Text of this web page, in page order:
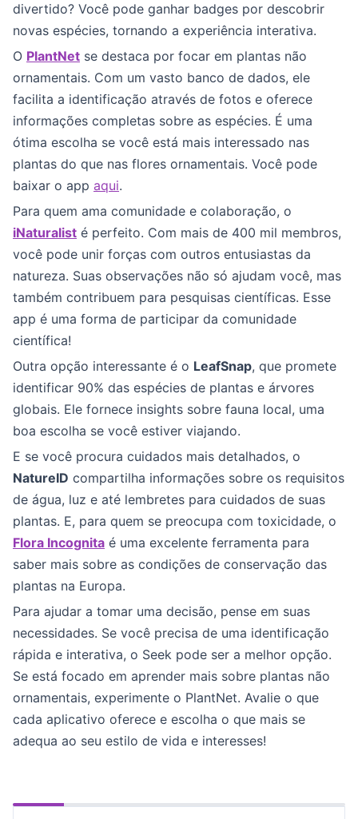
divertido? Você pode ganhar badges por descobrir
novas espécies, tornando a experiência interativa.
O PlantNet se destaca por focar em plantas não
ornamentais. Com um vasto banco de dados, ele
facilita a identificação através de fotos e oferece
informações completas sobre as espécies. É uma
ótima escolha se você está mais interessado nas
plantas do que nas flores ornamentais. Você pode
baixar o app aqui.
Para quem ama comunidade e colaboração, o
iNaturalist é perfeito. Com mais de 400 mil membros,
você pode unir forças com outros entusiastas da
natureza. Suas observações não só ajudam você, mas
também contribuem para pesquisas científicas. Esse
app é uma forma de participar da comunidade
científica!
Outra opção interessante é o LeafSnap, que promete
identificar 90% das espécies de plantas e árvores
globais. Ele fornece insights sobre fauna local, uma
boa escolha se você estiver viajando.
E se você procura cuidados mais detalhados, o
NatureID compartilha informações sobre os requisitos
de água, luz e até lembretes para cuidados de suas
plantas. E, para quem se preocupa com toxicidade, o
Flora Incognita é uma excelente ferramenta para
saber mais sobre as condições de conservação das
plantas na Europa.
Para ajudar a tomar uma decisão, pense em suas
necessidades. Se você precisa de uma identificação
rápida e interativa, o Seek pode ser a melhor opção.
Se está focado em aprender mais sobre plantas não
ornamentais, experimente o PlantNet. Avalie o que
cada aplicativo oferece e escolha o que mais se
adequa ao seu estilo de vida e interesses!